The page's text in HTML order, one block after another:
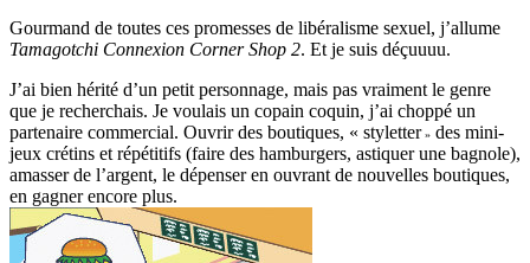
Gourmand de toutes ces promesses de libéralisme sexuel, j’allume
Tamagotchi Connexion Corner Shop 2. Et je suis déçuuuu.
J’ai bien hérité d’un petit personnage, mais pas vraiment le genre
que je recherchais. Je voulais un copain coquin, j’ai choppé un
partenaire commercial. Ouvrir des boutiques, « styletter» des mini-
jeux crétins et répétitifs (faire des hamburgers, astiquer une bagnole),
amasser de l’argent, le dépenser en ouvrant de nouvelles boutiques,
en gagner encore plus.